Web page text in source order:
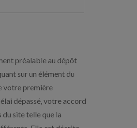
préalable au dépôt
sur un élément du
votre première
dépassé, votre accord
site telle que la